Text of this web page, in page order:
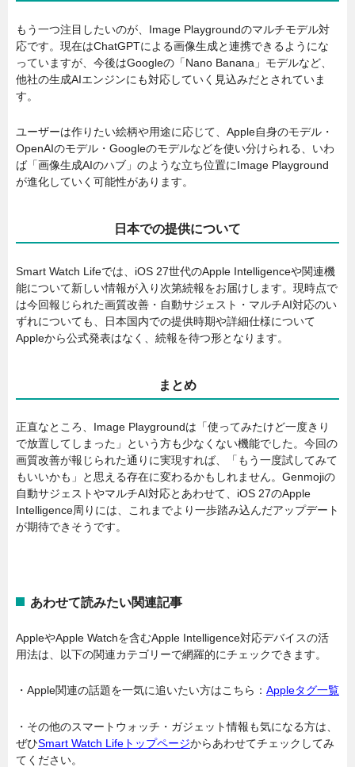
もう一つ注目したいのが、Image Playgroundのマルチモデル対
応です。現在はChatGPTによる画像生成と連携できるようにな
っていますが、今後はGoogleの「Nano Banana」モデルなど、
他社の生成AIエンジンにも対応していく見込みだとされていま
す。
ユーザーは作りたい絵柄や用途に応じて、Apple自身のモデル・
OpenAIのモデル・Googleのモデルなどを使い分けられる、いわ
ば「画像生成AIのハブ」のような立ち位置にImage Playground
が進化していく可能性があります。
日本での提供について
Smart Watch Lifeでは、iOS 27世代のApple Intelligenceや関連機
能について新しい情報が入り次第続報をお届けします。現時点で
は今回報じられた画質改善・自動サジェスト・マルチAI対応のい
ずれについても、日本国内での提供時期や詳細仕様について
Appleから公式発表はなく、続報を待つ形となります。
まとめ
正直なところ、Image Playgroundは「使ってみたけど一度きり
で放置してしまった」という方も少なくない機能でした。今回の
画質改善が報じられた通りに実現すれば、「もう一度試してみて
もいいかも」と思える存在に変わるかもしれません。Genmojiの
自動サジェストやマルチAI対応とあわせて、iOS 27のApple
Intelligence周りには、これまでより一歩踏み込んだアップデート
が期待できそうです。
あわせて読みたい関連記事
AppleやApple Watchを含むApple Intelligence対応デバイスの活
用法は、以下の関連カテゴリーで網羅的にチェックできます。
・Apple関連の話題を一気に追いたい方はこちら： Appleタグ一覧
・その他のスマートウォッチ・ガジェット情報も気になる方は、
ぜひSmart Watch Lifeトップページからあわせてチェックしてみ
てください。